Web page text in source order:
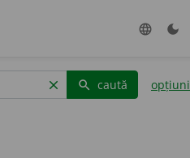
language dark_mode
clear search caută opțiuni